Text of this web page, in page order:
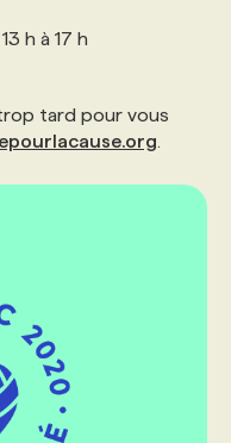
h à 17 h
tard pour vous